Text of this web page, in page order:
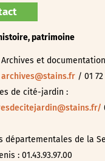
patrimoine
et
archives@stains.fr / 01 72
de cité-jardin :
départementales de la
: 01.43.93.97.00